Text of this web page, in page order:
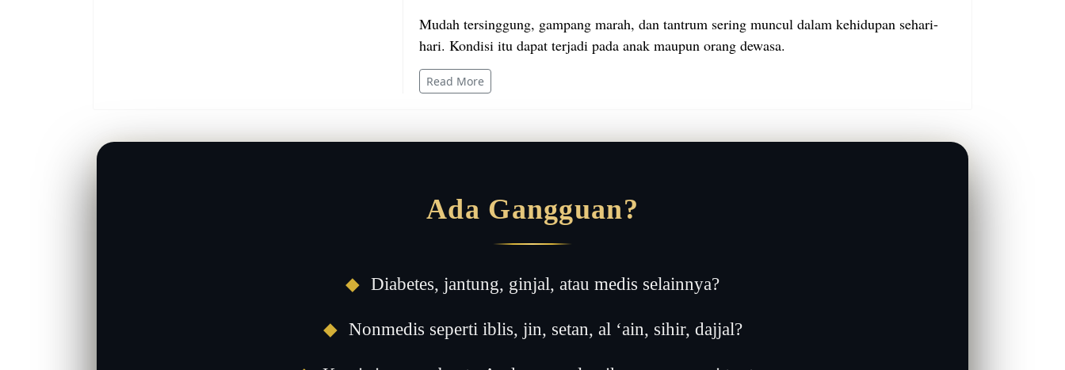
Mudah tersinggung, gampang marah, dan tantrum sering muncul dalam kehidupan sehari-
hari. Kondisi itu dapat terjadi pada anak maupun orang dewasa.
Read More
Ada Gangguan?
◆ Diabetes, jantung, ginjal, atau medis selainnya?
◆ Nonmedis seperti iblis, jin, setan, al ‘ain, sihir, dajjal?